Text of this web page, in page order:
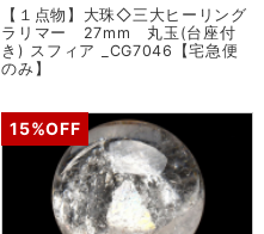
【１点物】大珠◇三大ヒーリング
ラリマー 27mm 丸玉(台座付
き) スフィア _CG7046【宅急便
のみ】
15%OFF